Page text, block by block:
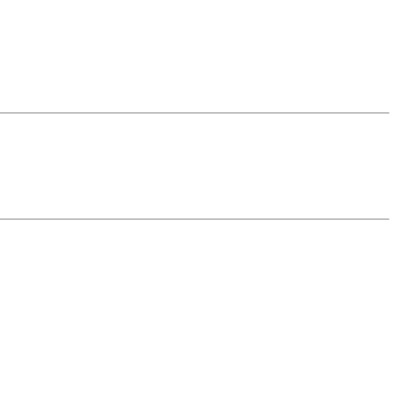
Vipps, Klarna och Google Pay.
debiteras kortet/fakturan.